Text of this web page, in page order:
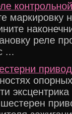
маркировку
реле
...